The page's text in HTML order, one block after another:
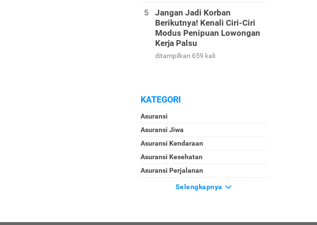
Jangan Jadi Korban
Berikutnya! Kenali Ciri-Ciri
Modus Penipuan Lowongan
Kerja Palsu
ditampilkan 659 kali
KATEGORI
Asuransi
Asuransi Jiwa
Asuransi Kendaraan
Asuransi Kesehatan
Asuransi Perjalanan
Selengkapnya